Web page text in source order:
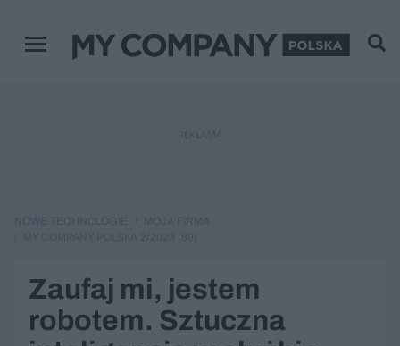
Menu główne
Zaufaj mi, jestem
robotem. Sztuczna